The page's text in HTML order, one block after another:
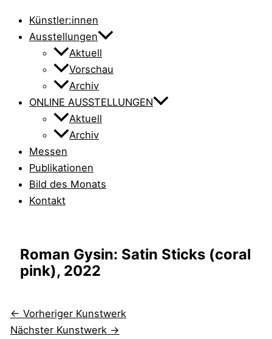
Künstler:innen
Ausstellungen
Aktuell
Vorschau
Archiv
ONLINE AUSSTELLUNGEN
Aktuell
Archiv
Messen
Publikationen
Bild des Monats
Kontakt
Roman Gysin: Satin Sticks (coral
pink), 2022
← Vorheriger Kunstwerk
Nächster Kunstwerk →